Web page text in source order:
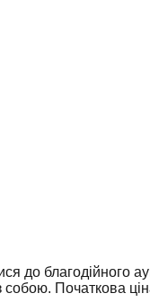
до благодійного
Початкова